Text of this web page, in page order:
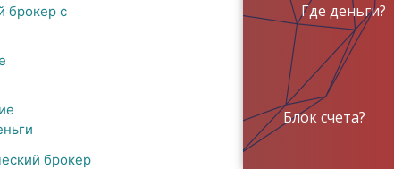
брокер с
брокер
Где деньги?
Блок счета?